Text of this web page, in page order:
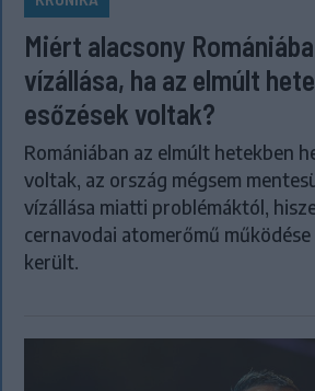
Miért alacsony
vízállása, ha az elmúlt
esőzések voltak?
Romániában az elmúlt hetekben
voltak, az ország mégsem
vízállása miatti problémáktól,
cernavodai atomerőmű működése
került.